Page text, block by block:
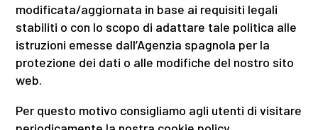
modificata/aggiornata in base ai requisiti legali
stabiliti o con lo scopo di adattare tale politica alle
istruzioni emesse dall’Agenzia spagnola per la
protezione dei dati o alle modifiche del nostro sito
web.
Per questo motivo consigliamo agli utenti di visitare